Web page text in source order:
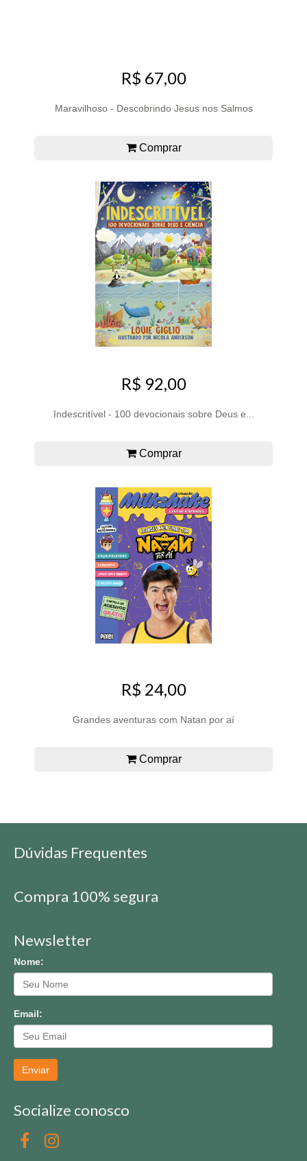
R$ 67,00
Maravilhoso - Descobrindo Jesus nos Salmos
Comprar
R$ 92,00
Indescritível - 100 devocionais sobre Deus e...
Comprar
R$ 24,00
Grandes aventuras com Natan por aí
Comprar
Dúvidas Frequentes
Compra 100% segura
Newsletter
Nome:
Email:
Enviar
Socialize conosco